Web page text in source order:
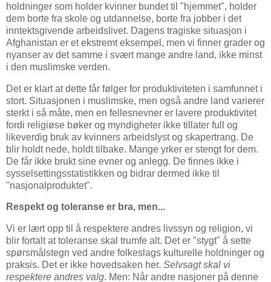
holdninger som holder kvinner bundet til "hjemmet", holder
dem borte fra skole og utdannelse, borte fra jobber i det
inntektsgivende arbeidslivet. Dagens tragiske situasjon i
Afghanistan er et ekstremt eksempel, men vi finner grader og
nyanser av det samme i svært mange andre land, ikke minst
i den muslimske verden.
Det er klart at dette får følger for produktiviteten i samfunnet i
stort. Situasjonen i muslimske, men også andre land varierer
sterkt i så måte, men en fellesnevner er lavere produktivitet
fordi religiøse bøker og myndigheter ikke tillater full og
likeverdig bruk av kvinners arbeidslyst og skapertrang. De
blir holdt nede, holdt tilbake. Mange yrker er stengt for dem.
De får ikke brukt sine evner og anlegg. De finnes ikke i
sysselsettingsstatistikken og bidrar dermed ikke til
"nasjonalproduktet".
Respekt og toleranse er bra, men...
Vi er lært opp til å respektere andres livssyn og religion, vi
blir fortalt at toleranse skal trumfe alt. Det er "stygt" å sette
spørsmålstegn ved andre folkeslags kulturelle holdninger og
praksis. Det er ikke hovedsaken her. Selvsagt skal vi
respektere andres valg. Men: Når andre nasjoner på denne